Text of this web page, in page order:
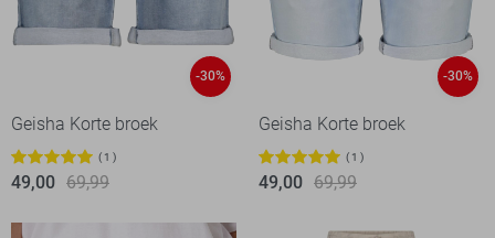
-30%
Geisha Korte broek
1
49,00 69,99
-30%
Geisha Korte broek
1
49,00 69,99